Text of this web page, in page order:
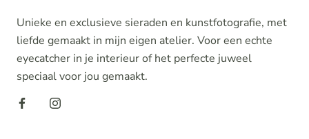
Unieke en exclusieve sieraden en kunstfotografie, met
liefde gemaakt in mijn eigen atelier. Voor een echte
eyecatcher in je interieur of het perfecte juweel
speciaal voor jou gemaakt.